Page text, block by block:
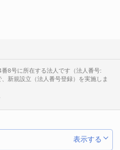
8号に所在する法人です（法人番号:
新規設立（法人番号登録）を実施しま
表示する